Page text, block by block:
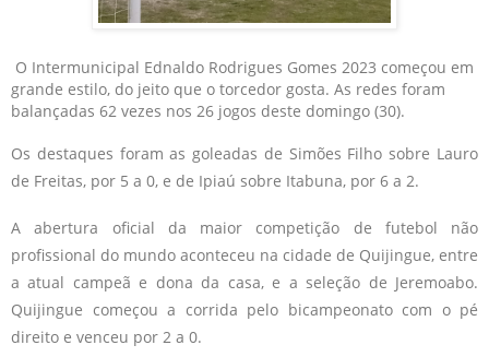
O Intermunicipal Ednaldo Rodrigues Gomes 2023 começou em
grande estilo, do jeito que o torcedor gosta. As redes foram
balançadas 62 vezes nos 26 jogos deste domingo (30).
Os destaques foram as goleadas de Simões Filho sobre Lauro
de Freitas, por 5 a 0, e de Ipiaú sobre Itabuna, por 6 a 2.
A abertura oficial da maior competição de futebol não
profissional do mundo aconteceu na cidade de Quijingue, entre
a atual campeã e dona da casa, e a seleção de Jeremoabo.
Quijingue começou a corrida pelo bicampeonato com o pé
direito e venceu por 2 a 0.